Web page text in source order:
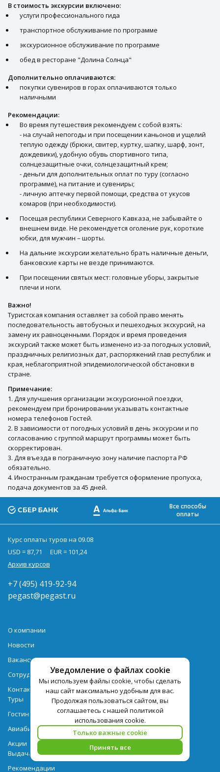
В стоимость экскурсии включено:
услуги профессионального гида
транспортное обслуживание по программе
экскурсионное обслуживание по программе
обед в ресторане "Долина Солнца"
Дополнительно оплачиваются:
покупки сувениров в горах оплачиваются только
наличными
Рекомендации:
Во время путешествия рекомендуем с собой взять:
- на случай непогоды и при посещении каньонов и ущелий
теплую одежду (брюки, свитер, куртку, шапку, шарф, зонт,
дождевики), удобную обувь спортивного типа,
солнцезащитные очки, солнцезащитный крем;
- деньги для дополнительных оплат по туру (согласно
программе), на питание и сувениры;
- личную аптечку первой помощи, средства от укусов
комаров (при необходимости).
Посещая республики Северного Кавказа, не забывайте о
внешнем виде. Не рекомендуется оголение рук, короткие
юбки, для мужчин – шорты.
На дальние экскурсии желательно брать наличные деньги,
банковские карты не везде принимаются.
При посещении святых мест: головные уборы, закрытые
плечи и ноги.
Важно!
Туристская компания оставляет за собой право менять
последовательность автобусных и пешеходных экскурсий, на
замену их равноценными. Порядок и время проведения
экскурсий также может быть изменено из-за погодных условий,
праздничных религиозных дат, распоряжений глав республик и
края, неблагоприятной эпидемиологической обстановки в
стране.
Примечание:
1. Для улучшения организации экскурсионной поездки,
рекомендуем при бронировании указывать контактные
номера телефонов Гостей.
2. В зависимости от погодных условий в день экскурсии и по
согласованию с группой маршрут программы может быть
скорректирован.
3. Для въезда в пограничную зону наличие паспорта РФ
обязательно.
4. Иностранным гражданам требуется оформление пропуска,
подача документов за 45 дней.
Уведомление о файлах cookie
Мы используем файлы cookie, чтобы сделать
наш сайт максимально удобным для вас.
Продолжая пользоваться сайтом, вы
соглашаетесь с нашей политикой
использования cookie.
Только важные cookie
Принять все
Все способы
оплаты
Курс оплаты туров на 09.08
USD = 87,71
EUR = 101,24
Архив курсов
+7 (495) 419-92-94
pegast@pegast.ru
О компании
Новости
Вакансии
Сотрудничество
Контактная информация
Туры
Гостиницы
Авиабилеты
Акции
Выдача документов
Рекомендации